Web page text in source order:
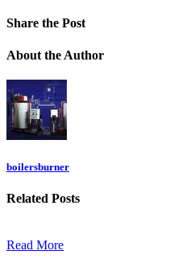
Share the Post
About the Author
boilersburner
Related Posts
Read More